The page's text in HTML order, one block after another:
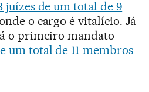
juízes de um total de 9
o cargo é vitalício. Já
o primeiro mandato
um total de 11 membros